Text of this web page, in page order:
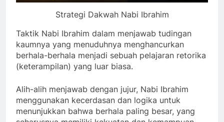
Strategi Dakwah Nabi Ibrahim
Taktik Nabi Ibrahim dalam menjawab tudingan
kaumnya yang menuduhnya menghancurkan
berhala-berhala menjadi sebuah pelajaran retorika
(keterampilan) yang luar biasa.
Alih-alih menjawab dengan jujur, Nabi Ibrahim
menggunakan kecerdasan dan logika untuk
menunjukkan bahwa berhala paling besar, yang